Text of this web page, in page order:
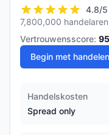
4.8/5
7,800,000
Vertrouwensscore: 95
Begin met handelen
Handelskosten
Spread only